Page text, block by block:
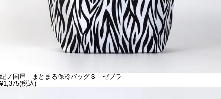
紀ノ国屋 まとまる保冷バッグＳ ゼブラ
¥1,375(税込)